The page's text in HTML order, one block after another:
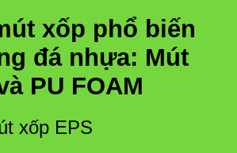
xốp phổ biến
đá nhựa: Mút
PU FOAM
xốp EPS